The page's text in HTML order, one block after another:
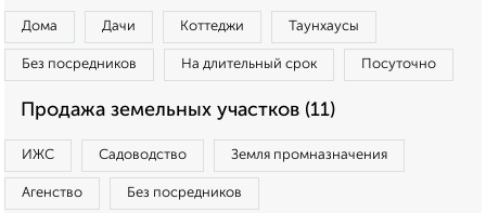
Дома Дачи Коттеджи Таунхаусы
Без посредников На длительный срок Посуточно
Продажа земельных участков (11)
ИЖС Садоводство Земля промназначения
Агенство Без посредников